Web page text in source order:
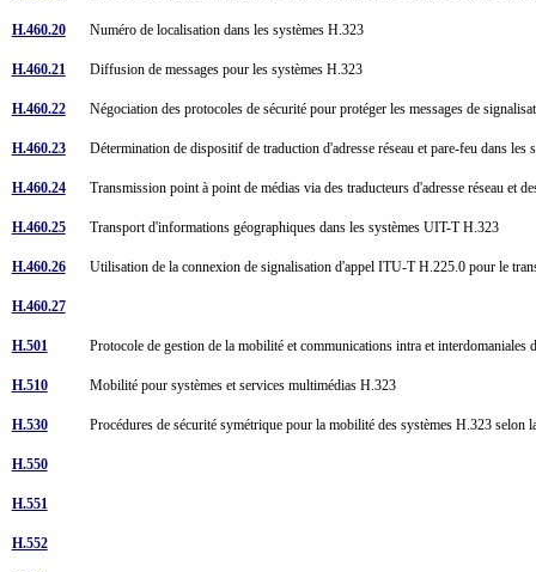
H.460.20 Numéro de localisation dans les systèmes H.323
H.460.21 Diffusion de messages pour les systèmes H.323
H.460.22 Négociation des protocoles de sécurité pour protéger les messages de
H.460.23 Détermination de dispositif de traduction d'adresse réseau et pare-feu dans
H.460.24 Transmission point à point de médias via des traducteurs d'adresse réseau et
H.460.25 Transport d'informations géographiques dans les systèmes UIT-T H.323
H.460.26 Utilisation de la connexion de signalisation d'appel ITU-T H.225.0 pour le
H.460.27
H.501 Protocole de gestion de la mobilité et communications intra et
H.510 Mobilité pour systèmes et services multimédias H.323
H.530 Procédures de sécurité symétrique pour la mobilité des systèmes H.323
H.550
H.551
H.552